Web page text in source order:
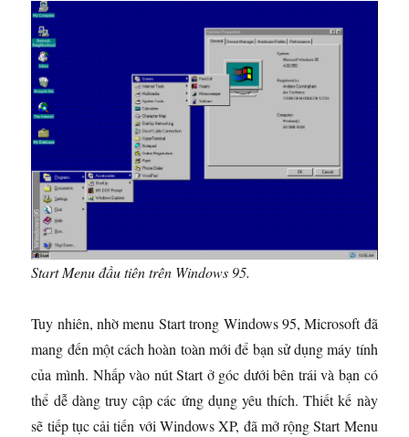
Start Menu đầu tiên trên Windows 95.
Tuy nhiên, nhờ menu Start trong Windows 95, Microsoft đã
mang đến một cách hoàn toàn mới để bạn sử dụng máy tính
của mình. Nhấp vào nút Start ở góc dưới bên trái và bạn có
thể dễ dàng truy cập các ứng dụng yêu thích. Thiết kế này
sẽ tiếp tục cải tiến với Windows XP, đã mở rộng Start Menu